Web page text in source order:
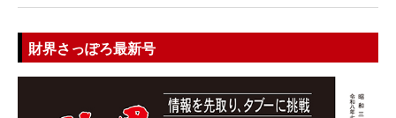
財界さっぽろ最新号